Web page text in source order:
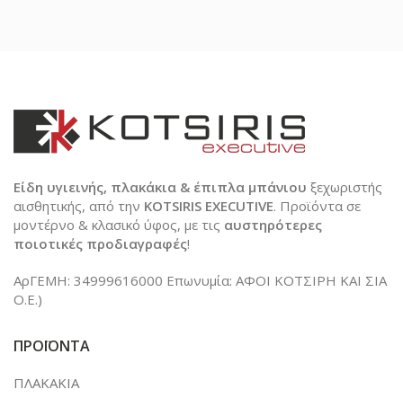
Είδη υγιεινής, πλακάκια & έπιπλα μπάνιου ξεχωριστής
αισθητικής, από την KOTSIRIS EXECUTIVE. Προϊόντα σε
μοντέρνο & κλασικό ύφος, με τις αυστηρότερες
ποιοτικές προδιαγραφές!
ΑρΓΕΜΗ: 34999616000 Επωνυμία: ΑΦΟΙ ΚΟΤΣΙΡΗ ΚΑΙ ΣΙΑ
Ο.Ε.)
ΠΡΟΪΟΝΤΑ
ΠΛΑΚΑΚΙΑ